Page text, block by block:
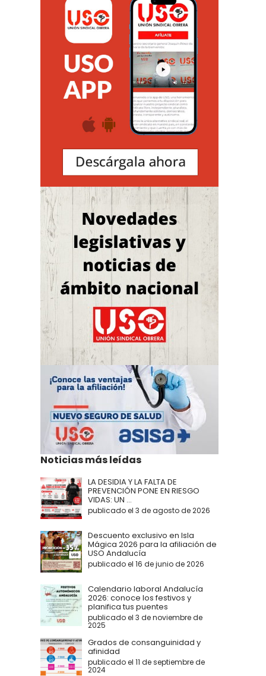
Noticias más leídas
LA DESIDIA Y LA FALTA DE
PREVENCIÓN PONE EN RIESGO
VIDAS: UN ...
publicado el 3 de agosto de 2026
Descuento exclusivo en Isla
Mágica 2026 para la afiliación de
USO Andalucía
publicado el 16 de junio de 2026
Calendario laboral Andalucía
2026: conoce los festivos y
planifica tus puentes
publicado el 3 de noviembre de
2025
Grados de consanguinidad y
afinidad
publicado el 11 de septiembre de
2024